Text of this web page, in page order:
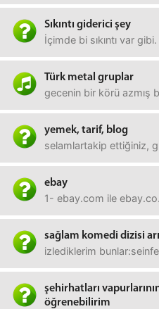
Sıkıntı giderici şey
İçimde bi sıkıntı var
Türk metal gruplar
gecenin bir körü azmış
yemek, tarif, blog
selamlartakip ettiğiniz,
ebay
1- ebay.com ile
sağlam komedi dizisi
izlediklerim
şehirhatları
öğrenebilirim